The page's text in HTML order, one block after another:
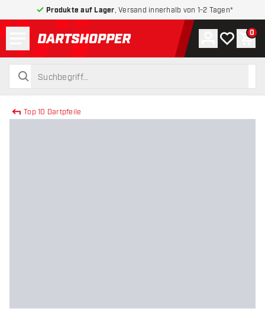
Produkte auf Lager , Versand innerhalb von 1-2 Tagen*
zurück zur Startseite
suchen
suchen
Konto
Meine 0
Top 10 Dartpfeile